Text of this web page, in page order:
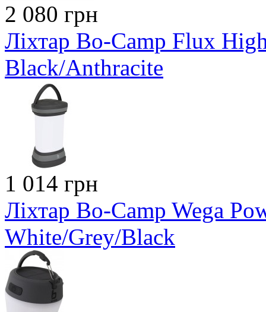
2 080 грн
Ліхтар Bo-Camp Flux
Black/Anthracite
1 014 грн
Ліхтар Bo-Camp Wega
White/Grey/Black